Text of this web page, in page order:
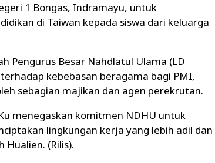
1 Bongas, Indramayu, untuk
di Taiwan kepada siswa dari keluarga
Pengurus Besar Nahdlatul Ulama (LD
kebebasan beragama bagi PMI,
sebagian majikan dan agen perekrutan.
menegaskan komitmen NDHU untuk
lingkungan kerja yang lebih adil dan
Hualien. (Rilis).